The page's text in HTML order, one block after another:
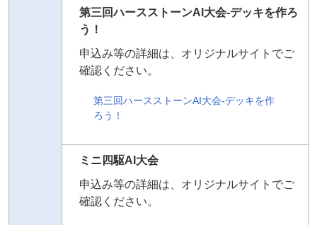
第三回ハースストーンAI大会-デッキを作ろ
う！
申込み等の詳細は、オリジナルサイトでご
確認ください。
第三回ハースストーンAI大会-デッキを作
ろう！
ミニ四駆AI大会
申込み等の詳細は、オリジナルサイトでご
確認ください。